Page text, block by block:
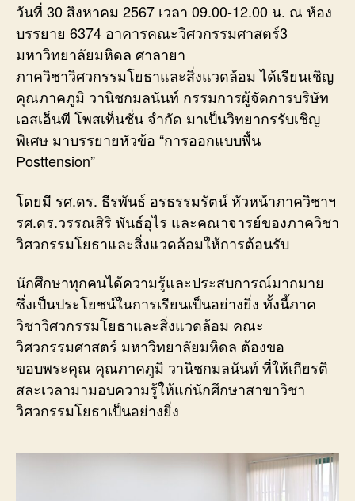
ผู้
ส
เอ็น
มา
เป็น
ออก
วันที่ 30 สิงหาคม 2567 เวลา 09.00-12.00 น. ณ ห้อง
บรรยาย 6374 อาคารคณะวิศวกรรมศาสตร์3
มหาวิทยาลัยมหิดล ศาลายา
ภาควิชาวิศวกรรมโยธาและสิ่งแวดล้อม ได้เรียนเชิญ
คุณภาคภูมิ วานิชกมลนันท์ กรรมการผู้จัดการบริษัท
เอสเอ็นพี โพสเท็นชั่น จำกัด มาเป็นวิทยากรรับเชิญ
พิเศษ มาบรรยายหัวข้อ “การออกแบบพื้น
Posttension”
โดยมี รศ.ดร. ธีรพันธ์ อรธรรมรัตน์ หัวหน้าภาควิชาฯ
รศ.ดร.วรรณสิริ พันธ์อุไร และคณาจารย์ของภาควิชา
วิศวกรรมโยธาและสิ่งแวดล้อมให้การต้อนรับ
นักศึกษาทุกคนได้ความรู้และประสบการณ์มากมาย
ซึ่งเป็นประโยชน์ในการเรียนเป็นอย่างยิ่ง ทั้งนี้ภาค
วิชาวิศวกรรมโยธาและสิ่งแวดล้อม คณะ
วิศวกรรมศาสตร์ มหาวิทยาลัยมหิดล ต้องขอ
ขอบพระคุณ คุณภาคภูมิ วานิชกมลนันท์ ที่ให้เกียรติ
สละเวลามามอบความรู้ให้แก่นักศึกษาสาขาวิชา
วิศวกรรมโยธาเป็นอย่างยิ่ง